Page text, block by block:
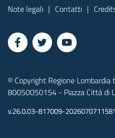
Note legali
Contatti
© Copyright Regione
80050050154 - Piazza Città di
v.26.0.03-817009-